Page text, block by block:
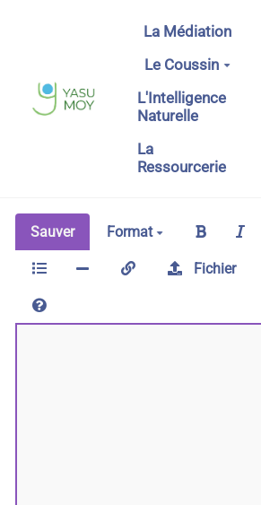
Aller au contenu principal
La Médiation
Le Coussin
L'Intelligence
Naturelle
La
Ressourcerie
Sauver Format
Fichier